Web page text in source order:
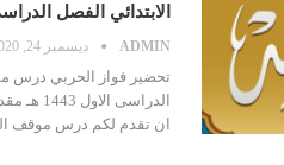
الابتدائي الفصل
ADMIN ديسمبر 24, 2020
تحضير فواز الحربي درس
ان تقدم لكم درس موقف